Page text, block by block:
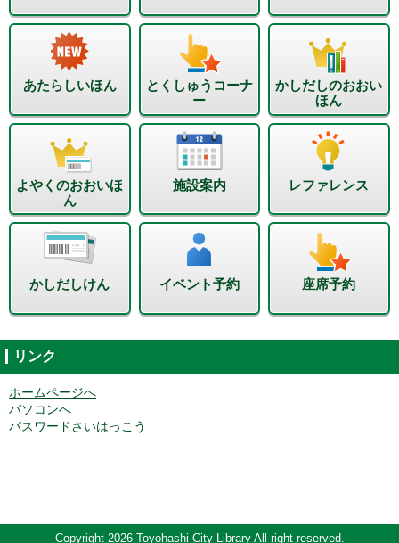
あたらしいほん
とくしゅうコーナ
ー
かしだしのおおい
ほん
よやくのおおいほ
ん
施設案内 レファレンス
かしだしけん イベント予約 座席予約
リンク
ホームページへ
パソコンへ
パスワードさいはっこう
Copyright 2026 Toyohashi City Library All right reserved.